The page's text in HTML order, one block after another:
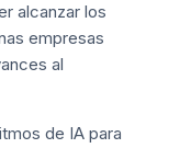
alcanzar los
empresas
al
de IA para